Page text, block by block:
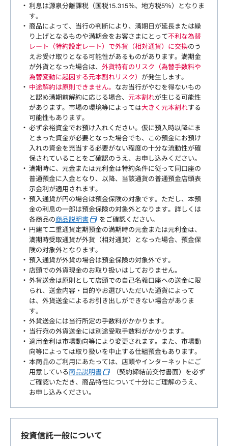
利息は源泉分離課税（国税15.315％、地方税5％）となりま
す。
商品によって、当行の判断により、満期日が延長または繰
り上げとなるものや満期金をお客さまにとって不利な為替
レート（特約設定レート）で外貨（相対通貨）に交換のう
えお受け取りとなる可能性があるものがあります。満期金
が外貨となった場合は、 外貨特有のリスク（為替手数料や
為替変動に起因する元本割れリスク） が発生します。
中途解約は原則できません。 なお当行がやむを得ないもの
と認め満期前解約に応じる場合、 元本割れが生じる可能性
があります。市場の環境等によっては大きく元本割れする
可能性もあります。
必ず余裕資金でお預け入れください。仮に預入時以降にま
とまった資金が必要となった場合でも、この預金にお預け
入れの資金を充当する必要がない程度の十分な流動性が確
保されていることをご確認のうえ、お申し込みください。
満期時に、元金または元利金は特約条件に従って同口座の
普通預金に入金となり、以降、当該通貨の普通預金店頭表
示金利が適用されます。
預入通貨が円の場合は預金保険の対象です。ただし、本預
金の利息の一部は預金保険の対象外となります。詳しくは
各商品の商品説明書
をご確認ください。
円建て二重通貨定期預金の満期時の元金または元利金は、
満期時受取通貨が外貨（相対通貨）となった場合、預金保
険の対象外となります。
預入通貨が外貨の場合は預金保険の対象外です。
店頭での外貨現金のお取り扱いはしておりません。
外貨送金は原則として店頭での自己名義口座への送金に限
られ、送金内容・目的やお選びいただいた通貨によって
は、外貨送金によるお引き出しができない場合がありま
す。
外貨送金には当行所定の手数料がかかります。
当行宛の外貨送金には別途受取手数料がかかります。
適用金利は市場動向等により変更されます。また、市場動
向等によっては取り扱いを中止する仕組預金もあります。
本商品のご利用にあたっては、店頭やインターネットにご
用意している商品説明書
（契約締結前交付書面）を必ず
ご確認いただき、商品特性について十分にご理解のうえ、
お申し込みください。
投資信託一般について